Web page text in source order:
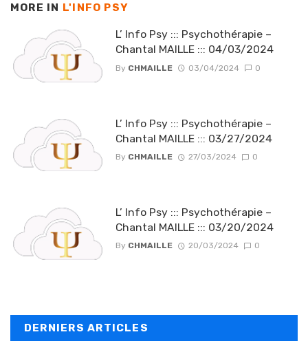
MORE IN L'INFO PSY
L’ Info Psy ::: Psychothérapie –
Chantal MAILLE ::: 04/03/2024
By CHMAILLE 03/04/2024 0
L’ Info Psy ::: Psychothérapie –
Chantal MAILLE ::: 03/27/2024
By CHMAILLE 27/03/2024 0
L’ Info Psy ::: Psychothérapie –
Chantal MAILLE ::: 03/20/2024
By CHMAILLE 20/03/2024 0
DERNIERS ARTICLES